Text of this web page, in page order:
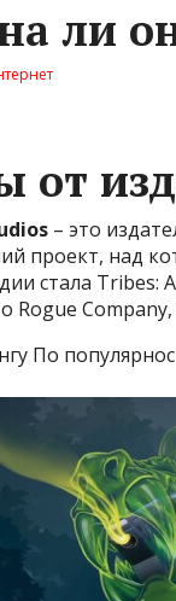
ли
от
– это
проект, над
стала Tribes:
Rogue
По